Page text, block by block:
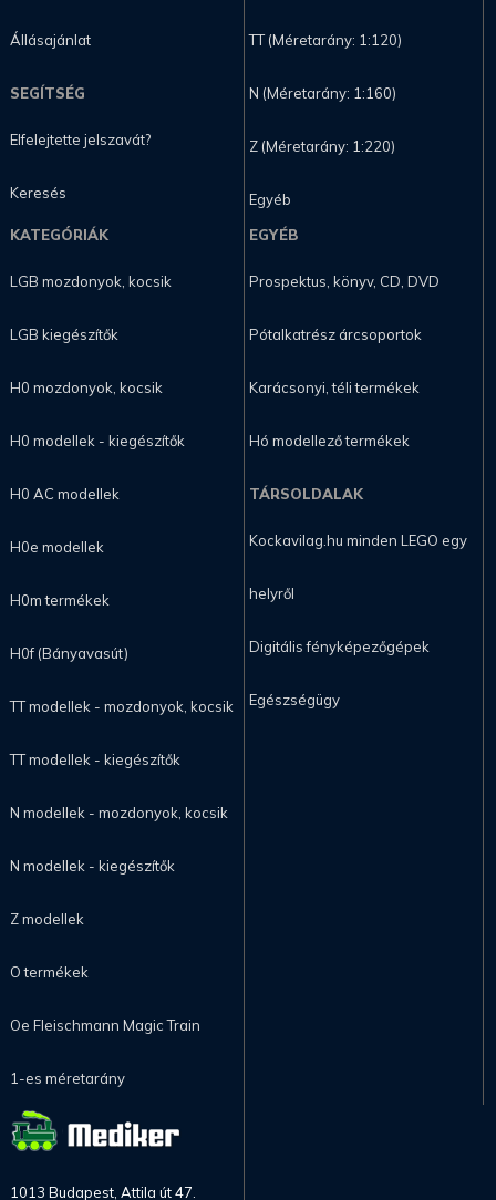
Állásajánlat
SEGÍTSÉG
Elfelejtette jelszavát?
Keresés
TT (Méretarány: 1:120)
N (Méretarány: 1:160)
Z (Méretarány: 1:220)
Egyéb
KATEGÓRIÁK
LGB mozdonyok, kocsik
LGB kiegészítők
H0 mozdonyok, kocsik
H0 modellek - kiegészítők
H0 AC modellek
H0e modellek
H0m termékek
H0f (Bányavasút)
TT modellek - mozdonyok, kocsik
TT modellek - kiegészítők
N modellek - mozdonyok, kocsik
N modellek - kiegészítők
Z modellek
O termékek
Oe Fleischmann Magic Train
1-es méretarány
EGYÉB
Prospektus, könyv, CD, DVD
Pótalkatrész árcsoportok
Karácsonyi, téli termékek
Hó modellező termékek
TÁRSOLDALAK
Kockavilag.hu minden LEGO egy
helyről
Digitális fényképezőgépek
Egészségügy
1013 Budapest, Attila út 47.